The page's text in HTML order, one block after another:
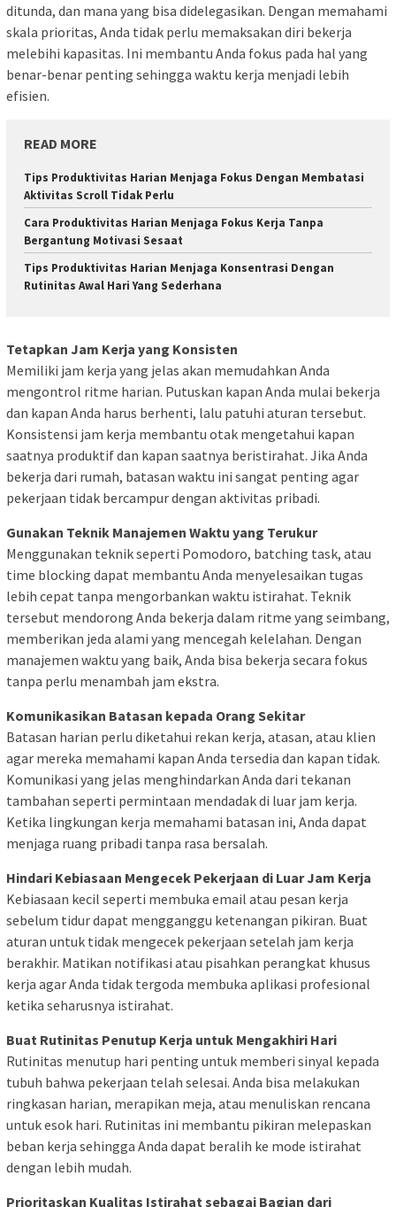
ditunda, dan mana yang bisa didelegasikan. Dengan memahami
skala prioritas, Anda tidak perlu memaksakan diri bekerja
melebihi kapasitas. Ini membantu Anda fokus pada hal yang
benar-benar penting sehingga waktu kerja menjadi lebih
efisien.
READ MORE
Tips Produktivitas Harian Menjaga Fokus Dengan Membatasi
Aktivitas Scroll Tidak Perlu
Cara Produktivitas Harian Menjaga Fokus Kerja Tanpa
Bergantung Motivasi Sesaat
Tips Produktivitas Harian Menjaga Konsentrasi Dengan
Rutinitas Awal Hari Yang Sederhana
Tetapkan Jam Kerja yang Konsisten
Memiliki jam kerja yang jelas akan memudahkan Anda
mengontrol ritme harian. Putuskan kapan Anda mulai bekerja
dan kapan Anda harus berhenti, lalu patuhi aturan tersebut.
Konsistensi jam kerja membantu otak mengetahui kapan
saatnya produktif dan kapan saatnya beristirahat. Jika Anda
bekerja dari rumah, batasan waktu ini sangat penting agar
pekerjaan tidak bercampur dengan aktivitas pribadi.
Gunakan Teknik Manajemen Waktu yang Terukur
Menggunakan teknik seperti Pomodoro, batching task, atau
time blocking dapat membantu Anda menyelesaikan tugas
lebih cepat tanpa mengorbankan waktu istirahat. Teknik
tersebut mendorong Anda bekerja dalam ritme yang seimbang,
memberikan jeda alami yang mencegah kelelahan. Dengan
manajemen waktu yang baik, Anda bisa bekerja secara fokus
tanpa perlu menambah jam ekstra.
Komunikasikan Batasan kepada Orang Sekitar
Batasan harian perlu diketahui rekan kerja, atasan, atau klien
agar mereka memahami kapan Anda tersedia dan kapan tidak.
Komunikasi yang jelas menghindarkan Anda dari tekanan
tambahan seperti permintaan mendadak di luar jam kerja.
Ketika lingkungan kerja memahami batasan ini, Anda dapat
menjaga ruang pribadi tanpa rasa bersalah.
Hindari Kebiasaan Mengecek Pekerjaan di Luar Jam Kerja
Kebiasaan kecil seperti membuka email atau pesan kerja
sebelum tidur dapat mengganggu ketenangan pikiran. Buat
aturan untuk tidak mengecek pekerjaan setelah jam kerja
berakhir. Matikan notifikasi atau pisahkan perangkat khusus
kerja agar Anda tidak tergoda membuka aplikasi profesional
ketika seharusnya istirahat.
Buat Rutinitas Penutup Kerja untuk Mengakhiri Hari
Rutinitas menutup hari penting untuk memberi sinyal kepada
tubuh bahwa pekerjaan telah selesai. Anda bisa melakukan
ringkasan harian, merapikan meja, atau menuliskan rencana
untuk esok hari. Rutinitas ini membantu pikiran melepaskan
beban kerja sehingga Anda dapat beralih ke mode istirahat
dengan lebih mudah.
Prioritaskan Kualitas Istirahat sebagai Bagian dari